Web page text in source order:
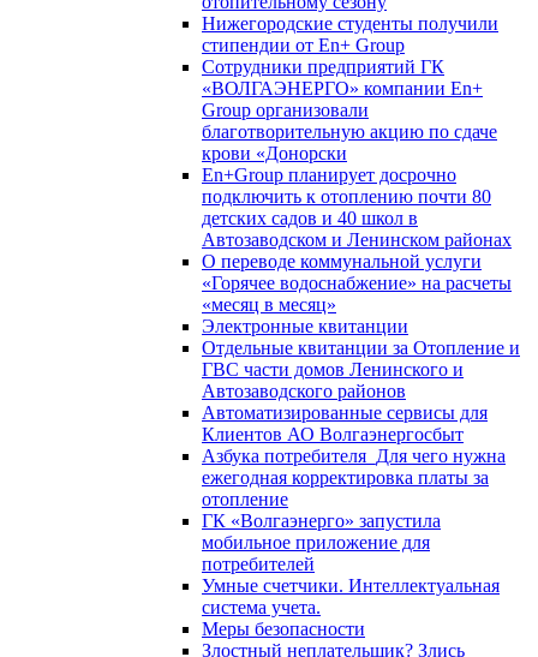
Нижегородские студенты получили
стипендии от En+ Group
Сотрудники предприятий ГК
«ВОЛГАЭНЕРГО» компании En+
Group организовали
благотворительную акцию по сдаче
крови «Донорски
En+Group планирует досрочно
подключить к отоплению почти 80
детских садов и 40 школ в
Автозаводском и Ленинском районах
О переводе коммунальной услуги
«Горячее водоснабжение» на расчеты
«месяц в месяц»
Электронные квитанции
Отдельные квитанции за Отопление и
ГВС части домов Ленинского и
Автозаводского районов
Автоматизированные сервисы для
Клиентов АО Волгаэнергосбыт
Азбука потребителя_Для чего нужна
ежегодная корректировка платы за
отопление
ГК «Волгаэнерго» запустила
мобильное приложение для
потребителей
Умные счетчики. Интеллектуальная
система учета.
Меры безопасности
Злостный неплательщик? Злись